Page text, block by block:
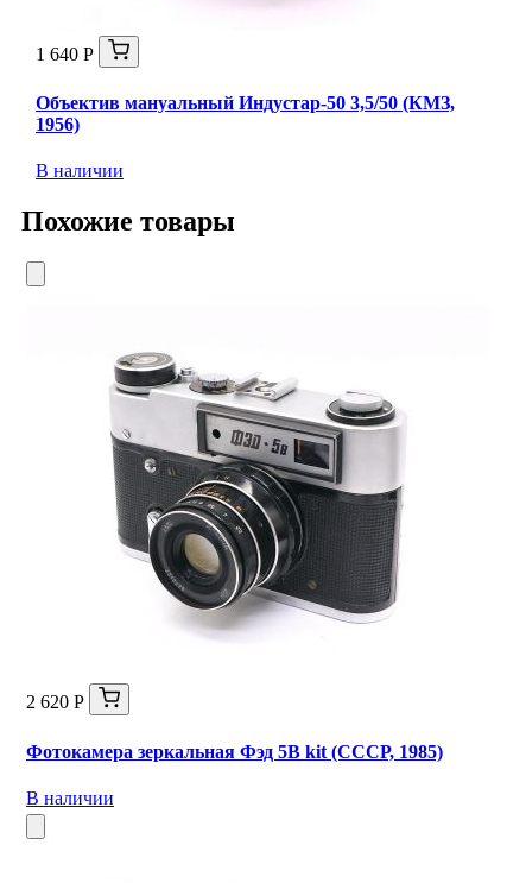
1 640 Р
Объектив мануальный Индустар-50 3,5/50 (КМЗ,
1956)
В наличии
Похожие товары
2 620 Р
Фотокамера зеркальная Фэд 5В kit (СССР, 1985)
В наличии